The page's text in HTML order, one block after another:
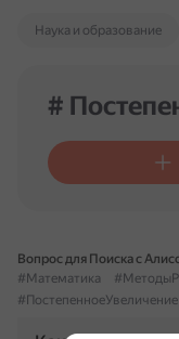
Наука и образование
#
Вопрос для Поиска с
#Математика
#ПостепенноеУвеличение